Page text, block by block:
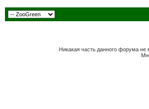
Никакая часть данного форума